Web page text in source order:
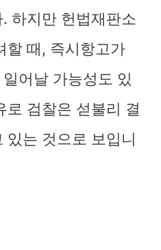
하지만 헌법재판소
할 때, 즉시항고가
어날 가능성도 있
로 검찰은 섣불리 결
있는 것으로 보입니